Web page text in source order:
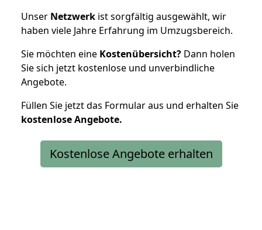
Unser Netzwerk ist sorgfältig ausgewählt, wir
haben viele Jahre Erfahrung im Umzugsbereich.
Sie möchten eine Kostenübersicht? Dann holen
Sie sich jetzt kostenlose und unverbindliche
Angebote.
Füllen Sie jetzt das Formular aus und erhalten Sie
kostenloseAngebote.
Kostenlose Angebote erhalten